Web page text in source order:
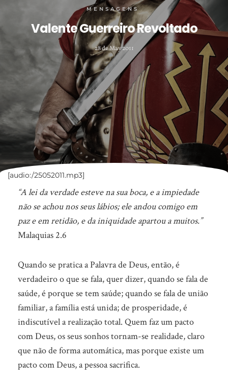
MENSAGENS
Valente Guerreiro Revoltado
28 de May 2011
Valente
Guerreiro
Revoltado
[audio:/25052011.mp3]
“A lei da verdade esteve na sua boca, e a impiedade
não se achou nos seus lábios; ele andou comigo em
paz e em retidão, e da iniquidade apartou a muitos.”
Malaquias 2.6
Quando se pratica a Palavra de Deus, então, é
verdadeiro o que se fala, quer dizer, quando se fala de
saúde, é porque se tem saúde; quando se fala de união
familiar, a família está unida; de prosperidade, é
indiscutível a realização total. Quem faz um pacto
com Deus, os seus sonhos tornam-se realidade, claro
que não de forma automática, mas porque existe um
pacto com Deus, a pessoa sacrifica.